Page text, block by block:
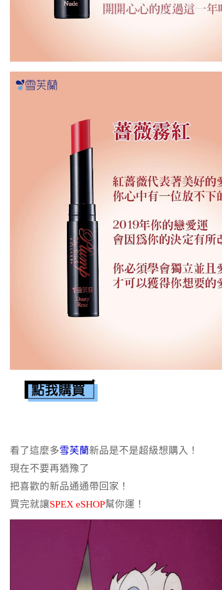
看了這麼多雪芙蘭新品是不是超級想購入！
現在不要再猶豫了
把喜歡的新品通通帶回家！
買完就讓SPEX eSHOP幫你運！